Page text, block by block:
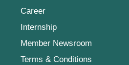
Career
Internship
Member Newsroom
Terms & Conditions